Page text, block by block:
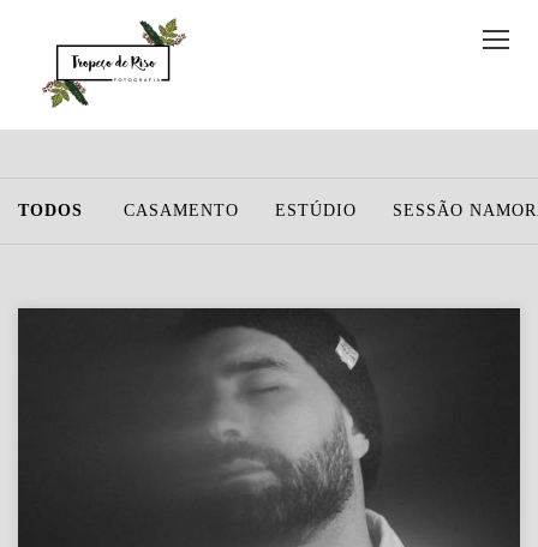
TODOS CASAMENTO ESTÚDIO SESSÃO